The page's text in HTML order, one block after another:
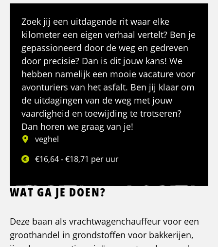
Zoek jij een uitdagende rit waar elke
kilometer een eigen verhaal vertelt? Ben je
gepassioneerd door de weg en gedreven
door precisie? Dan is dit jouw kans! We
hebben namelijk een mooie vacature voor
avonturiers van het asfalt. Ben jij klaar om
de uitdagingen van de weg met jouw
vaardigheid en toewijding te trotseren?
Dan horen we graag van je!
veghel
€16,64 - €18,71 per uur
WAT GA JE DOEN?
Deze baan als vrachtwagenchauffeur voor een
groothandel in grondstoffen voor bakkerijen,